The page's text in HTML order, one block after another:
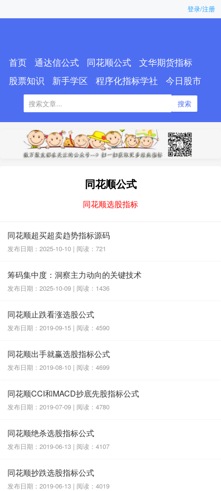
登录/注册
首页 通达信公式 同花顺公式
文华期货指标
股票知识
新手学区 程序化指标学社 今日股市
搜索
同花顺公式
同花顺选股指标
同花顺超买超卖趋势指标源码
发布日期：2025-10-10 | 阅读：721
筹码集中度：洞察主力动向的关键技术
发布日期：2025-10-09 | 阅读：1436
同花顺止跌看涨选股公式
发布日期：2019-09-15 | 阅读：4590
同花顺出手就赢选股指标公式
发布日期：2019-08-10 | 阅读：4699
同花顺CCI和MACD抄底先股指标公式
发布日期：2019-07-09 | 阅读：4780
同花顺绝杀选股指标公式
发布日期：2019-06-13 | 阅读：4107
同花顺抄跌选股指标公式
发布日期：2019-06-13 | 阅读：4019